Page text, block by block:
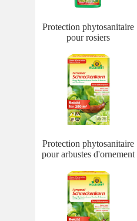
Protection phytosanitaire
pour rosiers
Protection phytosanitaire
pour arbustes d'ornement